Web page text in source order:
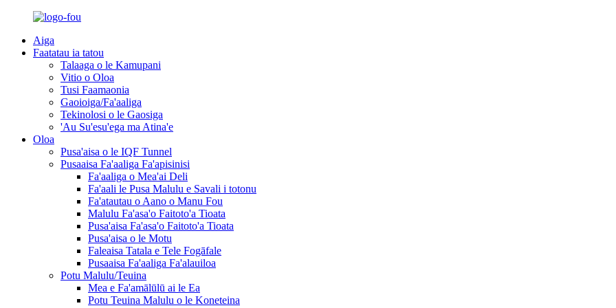
Aiga
Faatatau ia tatou
Talaaga o le Kamupani
Vitio o Oloa
Tusi Faamaonia
Gaoioiga/Fa'aaliga
Tekinolosi o le Gaosiga
'Au Su'esu'ega ma Atina'e
Oloa
Pusa'aisa o le IQF Tunnel
Pusaaisa Fa'aaliga Fa'apisinisi
Fa'aaliga o Mea'ai Deli
Fa'aali le Pusa Malulu e Savali i totonu
Fa'atautau o Aano o Manu Fou
Malulu Fa'asa'o Faitoto'a Tioata
Pusa'aisa Fa'asa'o Faitoto'a Tioata
Pusa'aisa o le Motu
Faleaisa Tatala e Tele Fogāfale
Pusaaisa Fa'aaliga Fa'alauiloa
Potu Malulu/Teuina
Mea e Fa'amālūlū ai le Ea
Potu Teuina Malulu o le Koneteina